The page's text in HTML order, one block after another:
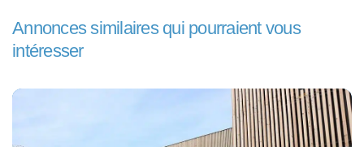
Annonces similaires qui pourraient vous
intéresser